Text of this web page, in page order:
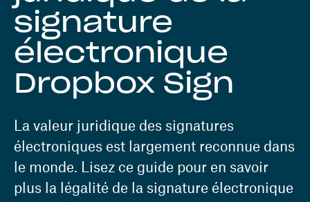
signature
électronique
Dropbox Sign
La valeur juridique des signatures
électroniques est largement reconnue dans
le monde. Lisez ce guide pour en savoir
plus la légalité de la signature électronique